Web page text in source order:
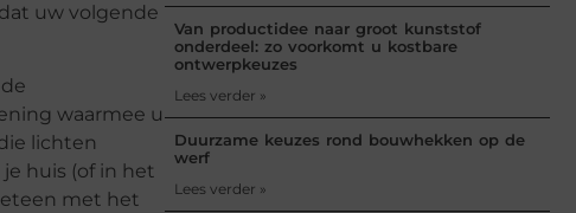
uw volgende
waarmee u
lichten
huis (of in het
met het
Van productidee naar groot kunststof
onderdeel: zo voorkomt u kostbare
ontwerpkeuzes
Lees verder »
Duurzame keuzes rond bouwhekken op de
werf
Lees verder »